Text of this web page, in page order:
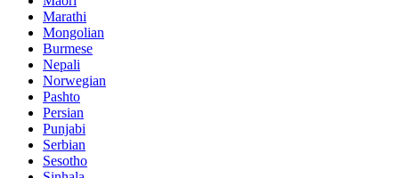
Marathi
Mongolian
Burmese
Nepali
Norwegian
Pashto
Persian
Punjabi
Serbian
Sesotho